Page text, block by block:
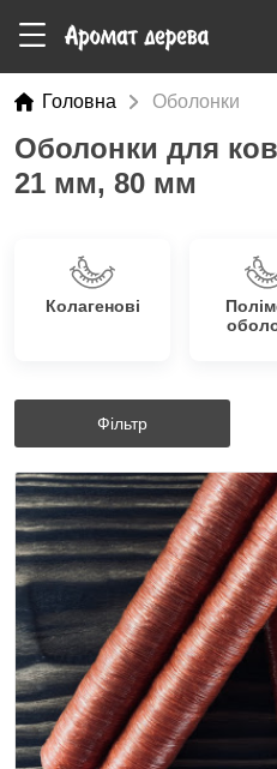
Головна Оболонки
Оболонки для
21 мм, 80 мм
Колагенові
Фільтр